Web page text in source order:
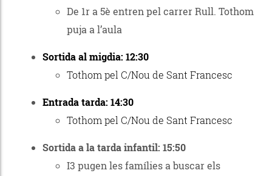
De 1r a 5è entren pel carrer Rull. Tothom
puja a l’aula
Sortida al migdia: 12:30
Tothom pel C/Nou de Sant Francesc
Entrada tarda: 14:30
Tothom pel C/Nou de Sant Francesc
Sortida a la tarda infantil: 15:50
I3 pugen les famílies a buscar els